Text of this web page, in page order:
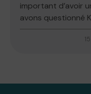
important d’avoir
avons questionné